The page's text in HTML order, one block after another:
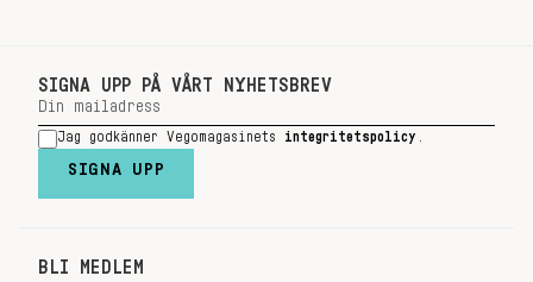
SIGNA UPP PÅ VÅRT NYHETSBREV
Jag godkänner Vegomagasinets integritetspolicy
SIGNA UPP
BLI MEDLEM